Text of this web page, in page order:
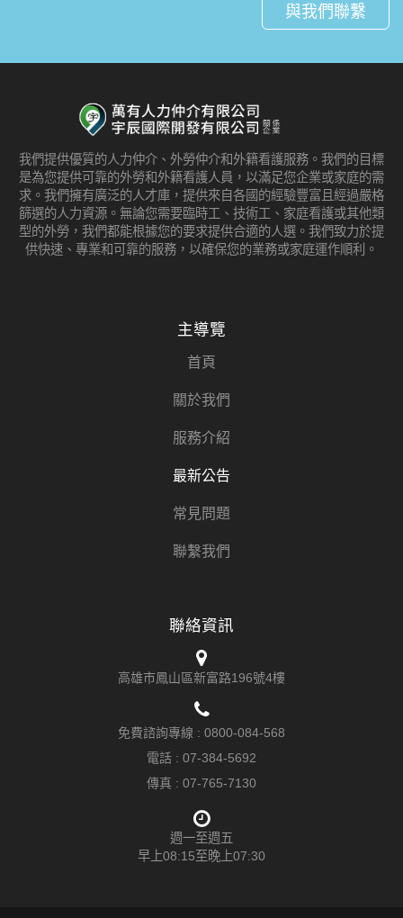
與我們聯繫
我們提供優質的人力仲介、外勞仲介和外籍看護服務。我們的目標
是為您提供可靠的外勞和外籍看護人員，以滿足您企業或家庭的需
求。我們擁有廣泛的人才庫，提供來自各國的經驗豐富且經過嚴格
篩選的人力資源。無論您需要臨時工、技術工、家庭看護或其他類
型的外勞，我們都能根據您的要求提供合適的人選。我們致力於提
供快速、專業和可靠的服務，以確保您的業務或家庭運作順利。
主導覽
首頁
關於我們
服務介紹
最新公告
常見問題
聯繫我們
聯絡資訊
高雄市鳳山區新富路196號4樓
免費諮詢專線 : 0800-084-568
電話 : 07-384-5692
傳真 : 07-765-7130
週一至週五
早上08:15至晚上07:30